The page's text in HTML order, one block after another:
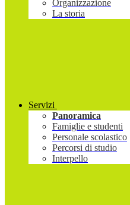
Organizzazione
La storia
Servizi
Panoramica
Famiglie e studenti
Personale scolastico
Percorsi di studio
Interpello